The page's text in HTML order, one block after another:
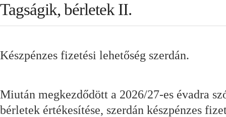
Tagságik, bérletek II.
Készpénzes fizetési lehetőség szerdán.
Miután megkezdődött a 2026/27-es évadra
bérletek értékesítése, szerdán készpénzes